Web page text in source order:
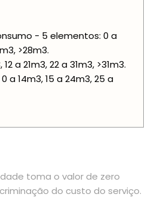
- 5 elementos: 0 a
>28m3.
a 21m3, 22 a 31m3, >31m3.
a 14m3, 15 a 24m3, 25 a
toma o valor de zero
do custo do serviço.